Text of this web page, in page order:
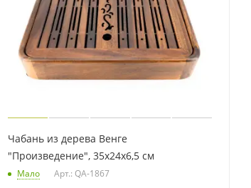
Чабань из дерева Венге
"Произведение", 35х24х6,5 см
Мало Арт.: QA-1867